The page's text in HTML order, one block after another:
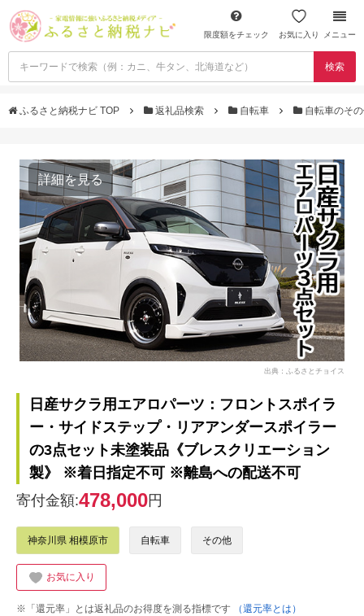
限度額をチェック お気に入り メニュー
検索
ふるさと納税ナビ TOP 返礼品検索 自転車 自転車のそ
詳細を見る
出典：ふるさとチョイス
日産サクラ用エアロパーツ：フロントスポイラ
ー・サイドステップ・リアアンダースポイラー
の3点セット未塗装品《ブレスクリエーション
製》 ※着日指定不可 ※離島への配送不可
寄付金額:478,000円
神奈川県 相模原市 自転車 その他
お気に入り
※「還元率」とは返礼品のお得度を測る指標です
（還元率とは）